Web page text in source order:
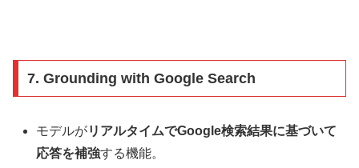
7. Grounding with Google Search
モデルがリアルタイムでGoogle検索結果に基づいて
応答を補強する機能。